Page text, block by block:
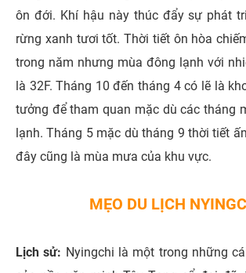
ôn đới. Khí hậu này thúc đẩy sự phát
rừng xanh tươi tốt. Thời tiết ôn hòa
trong năm nhưng mùa đông lạnh với
là 32F. Tháng 10 đến tháng 4 có lẽ là
tưởng để tham quan mặc dù các tháng
lạnh. Tháng 5 mặc dù tháng 9 thời tiết
đây cũng là mùa mưa của khu vực.
MẸO DU LỊCH
Lịch sử: Nyingchi là một trong những